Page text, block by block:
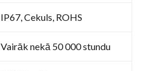
IP67, Cekuls, ROHS
Vairāk nekā 50 000 stundu